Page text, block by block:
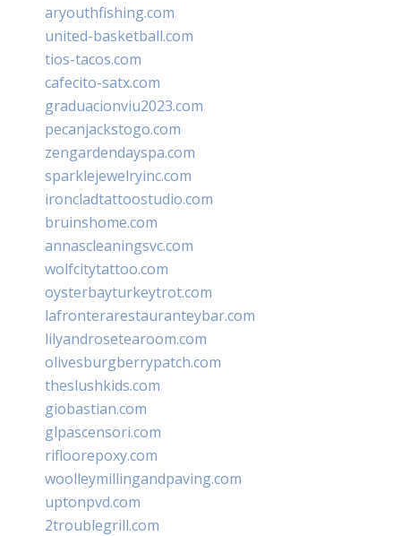
aryouthfishing.com
united-basketball.com
tios-tacos.com
cafecito-satx.com
graduacionviu2023.com
pecanjackstogo.com
zengardendayspa.com
sparklejewelryinc.com
ironcladtattoostudio.com
bruinshome.com
annascleaningsvc.com
wolfcitytattoo.com
oysterbayturkeytrot.com
lafronterarestauranteybar.com
lilyandrosetearoom.com
olivesburgberrypatch.com
theslushkids.com
giobastian.com
glpascensori.com
rifloorepoxy.com
woolleymillingandpaving.com
uptonpvd.com
2troublegrill.com